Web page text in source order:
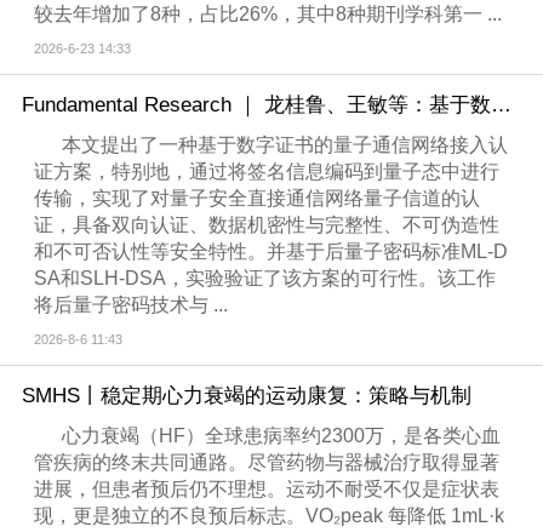
较去年增加了8种，占比26%，其中8种期刊学科第一 ...
2026-6-23 14:33
Fundamental Research ｜ 龙桂鲁、王敏等：基于数字证书的量子通信网络高效接入认证
本文提出了一种基于数字证书的量子通信网络接入认
证方案，特别地，通过将签名信息编码到量子态中进行
传输，实现了对量子安全直接通信网络量子信道的认
证，具备双向认证、数据机密性与完整性、不可伪造性
和不可否认性等安全特性。并基于后量子密码标准ML-D
SA和SLH-DSA，实验验证了该方案的可行性。该工作
将后量子密码技术与 ...
2026-8-6 11:43
SMHS丨稳定期心力衰竭的运动康复：策略与机制
心力衰竭（HF）全球患病率约2300万，是各类心血
管疾病的终末共同通路。尽管药物与器械治疗取得显著
进展，但患者预后仍不理想。运动不耐受不仅是症状表
现，更是独立的不良预后标志。VO₂peak 每降低 1mL·k